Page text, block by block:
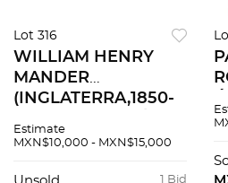
Lot 316
WILLIAM HENRY
MANDER
(INGLATERRA,1850-
sobre tela. Firmado y
Estimate
MXN$10,000 - MXN$15,000
1 Bid